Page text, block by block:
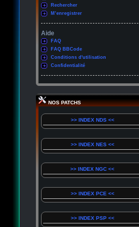
Rechercher
M’enregistrer
Aide
FAQ
FAQ BBCode
Conditions d'utilisation
Confidentialité
NOS PATCHS
>> INDEX NDS <<
>> INDEX NES <<
>> INDEX NGC <<
>> INDEX PCE <<
>> INDEX PSP <<